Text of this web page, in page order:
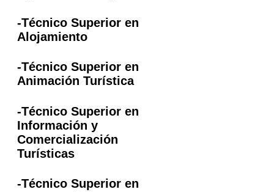
-Técnico Superior en
Alojamiento
-Técnico Superior en
Animación Turística
-Técnico Superior en
Información y
Comercialización
Turísticas
-Técnico Superior en